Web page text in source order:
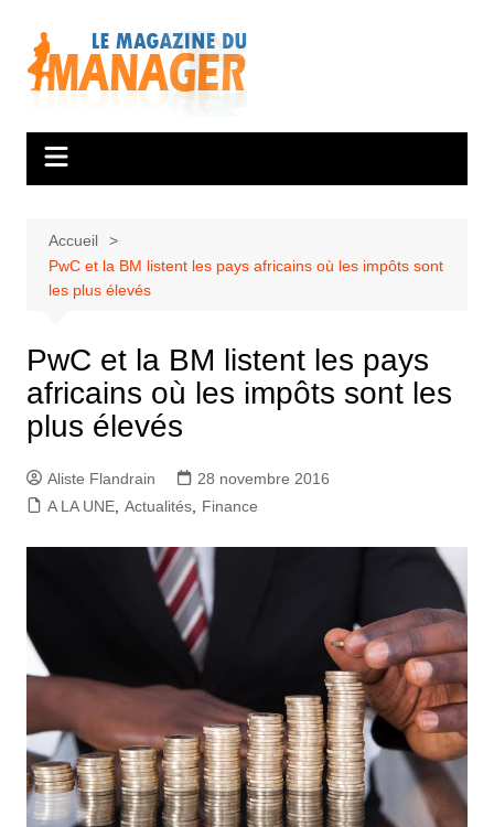
contenu
Accueil
PwC et la BM listent les pays africains où les impôts sont
les plus élevés
PwC et la BM listent les pays
africains où les impôts sont les
plus élevés
Aliste Flandrain
28 novembre 2016
A LA UNE, Actualités, Finance